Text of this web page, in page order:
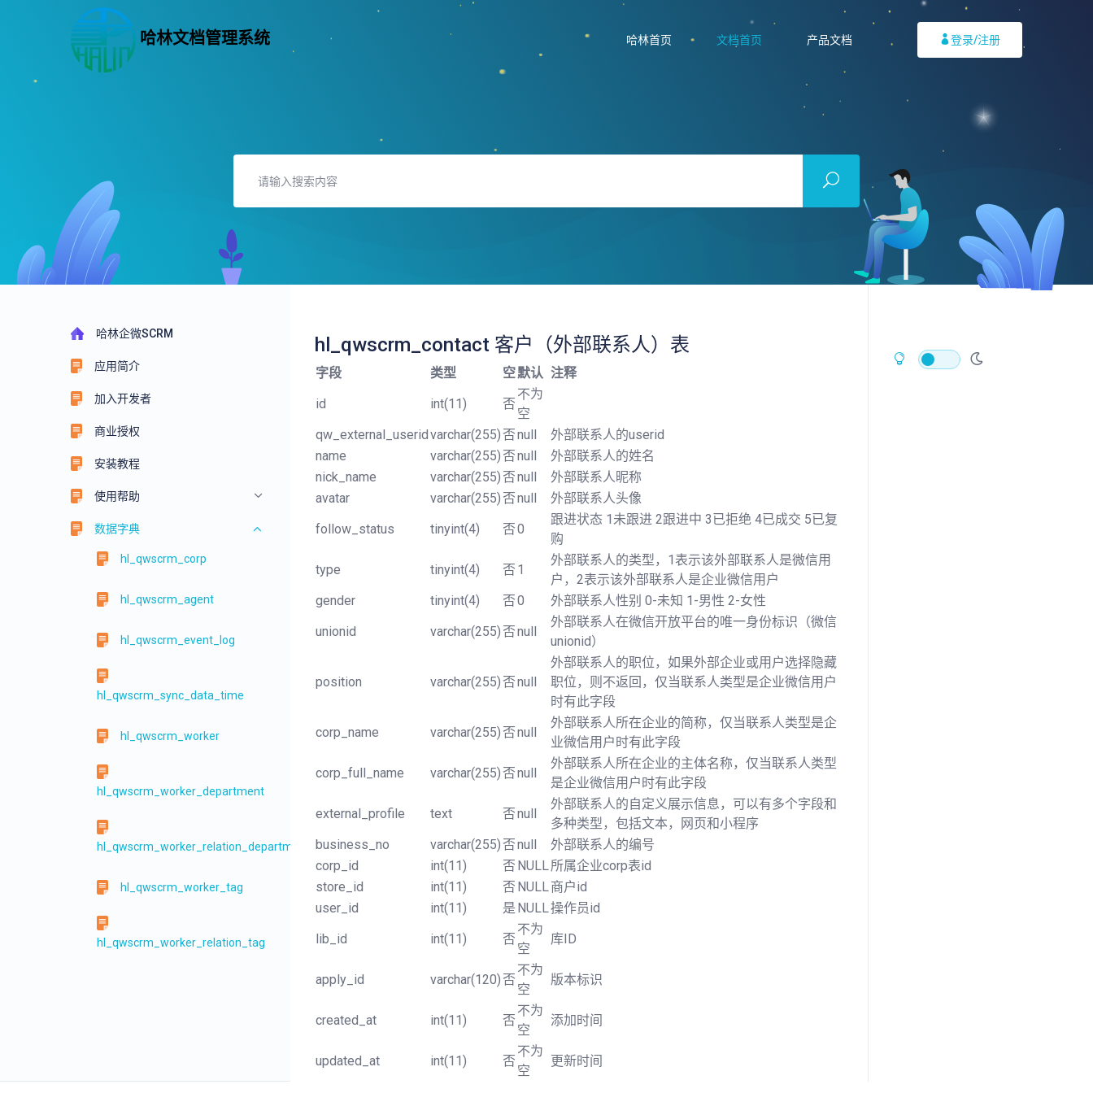
哈林文档管理系统 哈林首页 文档首页 产品文档 登录/注册
哈林企微SCRM
应用简介
加入开发者
商业授权
安装教程
使用帮助
数据字典
hl_qwscrm_corp
hl_qwscrm_agent
hl_qwscrm_event_log
hl_qwscrm_sync_data_time
hl_qwscrm_worker
hl_qwscrm_worker_department
hl_qwscrm_worker_relation_department
hl_qwscrm_worker_tag
hl_qwscrm_worker_relation_tag
hl_qwscrm_contact_tag
hl_qwscrm_contact 客户（外部联系人）表
字段 类型 空默认 注释
id
int(11) 否
不为
空
qw_external_useridvarchar(255) 否null
外部联系人的userid
name
varchar(255) 否null
外部联系人的姓名
nick_name
varchar(255) 否null
外部联系人昵称
avatar
varchar(255) 否null
外部联系人头像
follow_status
tinyint(4) 否0
跟进状态 1未跟进 2跟进中 3已拒绝 4已成交 5已复
购
type
tinyint(4) 否 1
外部联系人的类型，1表示该外部联系人是微信用
户，2表示该外部联系人是企业微信用户
gender
tinyint(4) 否0
外部联系人性别 0-未知 1-男性 2-女性
unionid
varchar(255) 否null
外部联系人在微信开放平台的唯一身份标识（微信
unionid）
position varchar(255) 否null
外部联系人的职位，如果外部企业或用户选择隐藏
职位，则不返回，仅当联系人类型是企业微信用户
时有此字段
corp_name
varchar(255) 否null
外部联系人所在企业的简称，仅当联系人类型是企
业微信用户时有此字段
corp_full_name
varchar(255) 否null
外部联系人所在企业的主体名称，仅当联系人类型
是企业微信用户时有此字段
external_profile
text 否null
外部联系人的自定义展示信息，可以有多个字段和
多种类型，包括文本，网页和小程序
business_no
varchar(255) 否null
外部联系人的编号
corp_id
int(11) 否 NULL所属企业corp表id
store_id
int(11) 否 NULL商户id
user_id
int(11) 是 NULL操作员id
lib_id
int(11) 否
不为
空
库ID
apply_id varchar(120) 否
不为
空
版本标识
created_at int(11) 否
不为
空
添加时间
updated_at int(11) 否
不为
空
更新时间